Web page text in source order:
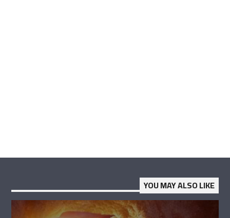
YOU MAY ALSO LIKE